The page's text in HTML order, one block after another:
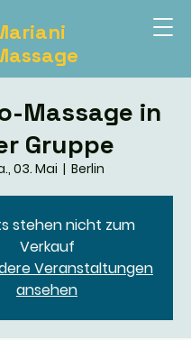
Massage in
Gruppe
03. Mai
  |
Berlin
stehen nicht zum
Verkauf
Veranstaltungen
ansehen